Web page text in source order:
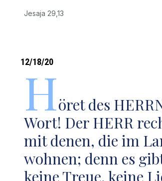
Jesaja 29,13
12/18/20
Höret des
Wort! Der HERR
mit denen, die im
wohnen; denn es
keine Treue, keine